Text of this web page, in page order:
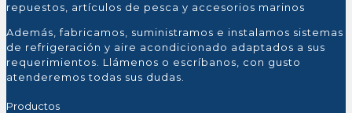
repuestos, artículos de pesca y accesorios marinos
Además, fabricamos, suministramos e instalamos sistemas
de refrigeración y aire acondicionado adaptados a sus
requerimientos. Llámenos o escríbanos, con gusto
atenderemos todas sus dudas.
Productos